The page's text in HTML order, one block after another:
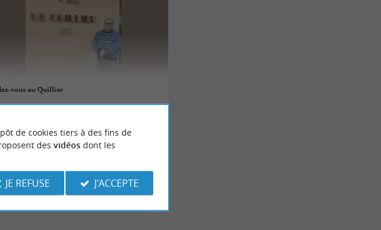
vous au Quillier
Saint-Julien-d'Armagnac
de cookies tiers à des fins de
des vidéosdont les
JE REFUSE J'ACCEPTE